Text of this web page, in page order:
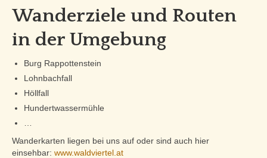
Wanderziele und Routen
in der Umgebung
Burg Rappottenstein
Lohnbachfall
Höllfall
Hundertwassermühle
Wanderkarten liegen bei uns auf oder sind auch hier
einsehbar: www.waldviertel.at